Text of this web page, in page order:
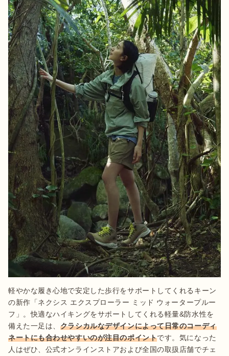
軽やかな履き心地で安定した歩行をサポートしてくれるキーン
の新作「ネクシス エクスプローラー ミッド ウォータープルー
フ」。快適なハイキングをサポートしてくれる軽量&防水性を
備えた一足は、 クラシカルなデザインによって日常のコーディ
ネートにも合わせやすいのが注目のポイントです。気になった
人はぜひ、公式オンラインストアおよび全国の取扱店舗でチェ